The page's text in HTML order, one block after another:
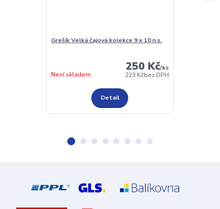
Grešík Velká čajová kolekce 9 x 10 n.s.
250 Kč/ks
223 Kčbez DPH
Není skladem
Detail